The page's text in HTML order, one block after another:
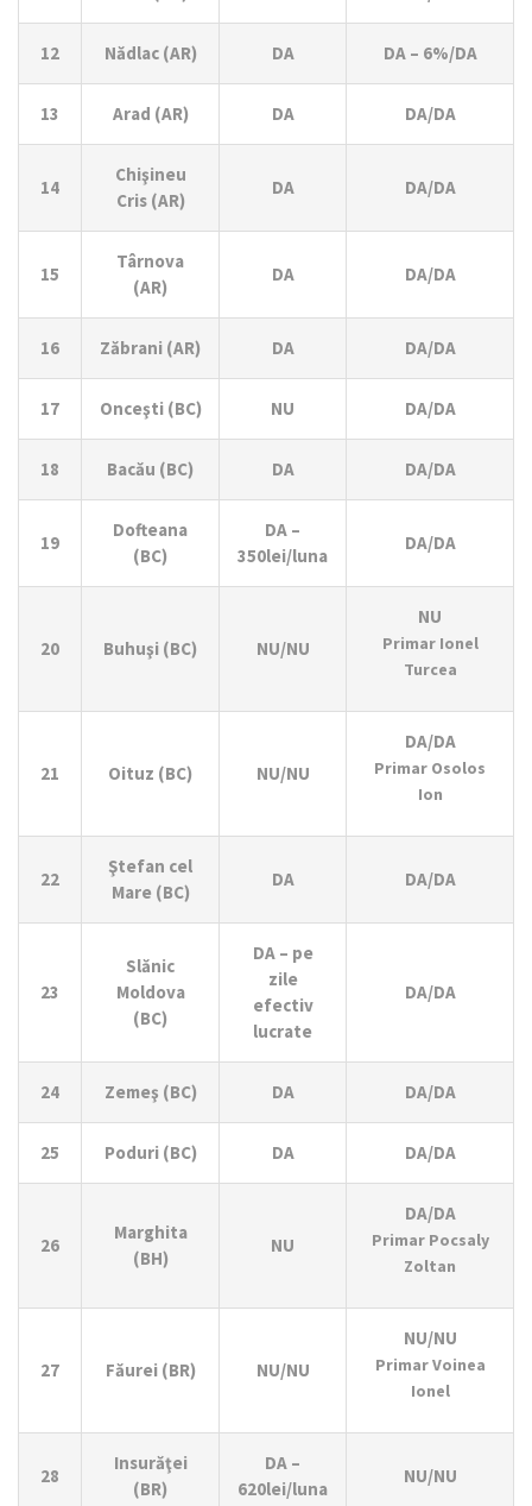
12 Nădlac (AR) DA DA – 6%/DA
13 Arad (AR) DA DA/DA
14
Chişineu
Cris (AR)
DA DA/DA
15
Târnova
(AR)
DA DA/DA
16 Zăbrani (AR) DA DA/DA
17 Onceşti (BC) NU DA/DA
18 Bacău (BC) DA DA/DA
19
Dofteana
(BC)
DA –
350lei/luna
DA/DA
20 Buhuşi (BC) NU/NU
NU
Primar Ionel
Turcea
21 Oituz (BC) NU/NU
DA/DA
Primar Osolos
Ion
22
Ştefan cel
Mare (BC)
DA DA/DA
23
Slănic
Moldova
(BC)
DA – pe
zile
efectiv
lucrate
DA/DA
24 Zemeş (BC) DA DA/DA
25 Poduri (BC) DA DA/DA
26
Marghita
(BH)
NU
DA/DA
Primar Pocsaly
Zoltan
27 Făurei (BR) NU/NU
NU/NU
Primar Voinea
Ionel
28
Insurăţei
(BR)
DA –
620lei/luna
NU/NU